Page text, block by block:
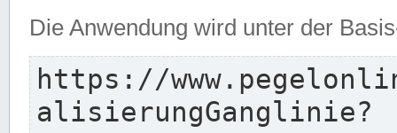
Die Anwendung wird unter der
https://
alisierungGanglinie?